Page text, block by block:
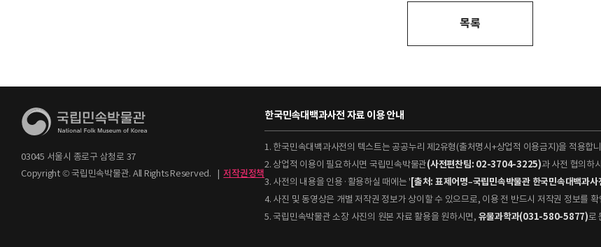
목록
03045 서울시 종로구 삼청로 37
Copyright © 국립민속박물관. All Rights Reserved.
| 저작권정책
한국민속대백과사전 자료 이용 안내
1. 한국민속대백과사전의 텍스트는 공공누리 제2유형(출처명시+상업적 이용금지)을 적용합
2. 상업적 이용이 필요하시면 국립민속박물관(사전편찬팀: 02-3704-3225)과 사전 협의하
3. 사전의 내용을 인용·활용하실 때에는 ' [출처: 표제어명–국립민속박물관 한국민속대백과사
4. 사진 및 동영상은 개별 저작권 정보가 상이할 수 있으므로, 이용 전 반드시 저작권 정보를
5. 국립민속박물관 소장 사진의 원본 자료 활용을 원하시면, 유물과학과(031-580-5877)로